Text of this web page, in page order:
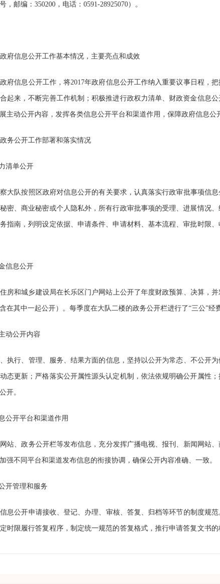
号，邮编： 350200 ，电话： 0591-28925070）。
府信息公开工作基本情况，主要亮点和成效
府信息公开工作，将2017年政府信息公开工作纳入重要议事日程，
起来，不断完善工作机制；积极推进行政权力清单、财政资金信息
主动公开内容，发挥各类信息公开平台和渠道作用， 保障政府信息公
务公开工作部署和落实情况
清单公开
大队按照区政府对信息公开的有关要求，认真落实行政审批事项信
密、商业秘密或个人隐私外，所有行政审批事项的受理、进展情况
指南，列明设定依据、申请条件、申请材料、基本流程、审批时限
信息公开
房和城乡建设局在长乐区门户网站上公开了年度财政预算、决算，
在其中一起公开）。每季度在大队二楼的政务公开栏进行了“三公”经
动公开内容
执行、管理、服务、结果方面的信息，坚持以公开为常态、不公开
态更新；严格落实公开属性源头认定机制，依法依规明确公开属性
开。
公开平台和渠道作用
站、政务公开栏等发布信息，充分发挥广播电视、报刊、新闻网站
强不同平台和渠道发布信息的衔接协调，确保公开内容准确、一致。
开管理和服务
息公开申请接收、登记、办理、审核、答复、归档等环节的制度规
时限履行答复程序，制定统一规范的答复格式，推行申请答复文书